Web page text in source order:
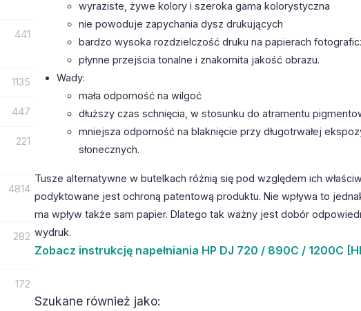
441
1135
447
221
4814
282
172
wyraziste, żywe kolory i szeroka gama kolorystyczna
nie powoduje zapychania dysz drukujących
bardzo wysoka rozdzielczość druku na papierach
płynne przejścia tonalne i znakomita jakość obrazu.
Wady:
mała odporność na wilgoć
dłuższy czas schnięcia, w stosunku do atramentu
mniejsza odporność na blaknięcie przy długotrwałej
słonecznych.
Tusze alternatywne w butelkach różnią się pod względem ich
podyktowane jest ochroną patentową produktu. Nie wpływa to
ma wpływ także sam papier. Dlatego tak ważny jest dobór
wydruk.
Zobacz instrukcję napełniania HP DJ 720 / 890C / 1200C
Szukane również jako: